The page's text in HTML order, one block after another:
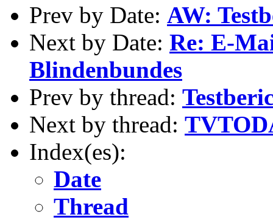
Prev by Date: AW:
Next by Date: Re: E-
Blindenbundes
Prev by thread:
Next by thread:
Index(es):
Date
Thread